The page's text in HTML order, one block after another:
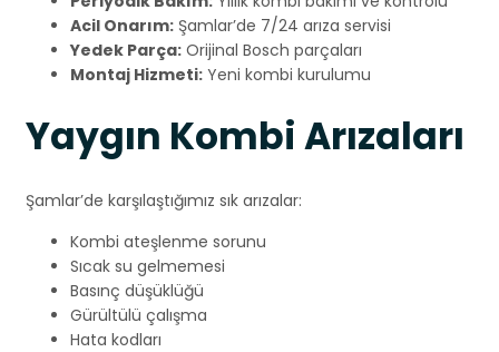
Acil Onarım: Şamlar’de 7/24 arıza servisi
Yedek Parça: Orijinal Bosch parçaları
Montaj Hizmeti: Yeni kombi kurulumu
Yaygın Kombi Arızaları
Şamlar’de karşılaştığımız sık arızalar:
Kombi ateşlenme sorunu
Sıcak su gelmemesi
Basınç düşüklüğü
Gürültülü çalışma
Hata kodları